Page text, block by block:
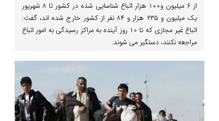
از ۶ میلیون و۱۰۰ هزار اتباع شناسایی شده در کشور تا ۸ شهریور
یک میلیون و ۲۳۵ هزار و ۸۴ نفر از کشور خارج شده اند، گفت:
اتباع غیر مجازی که تا ۱۰ روز آینده به مراکز رسیدگی به امور اتباع
مراجعه نکنند، دستگیر می شوند.